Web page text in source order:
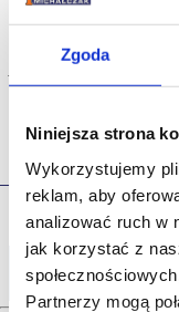
Zgoda
Niniejsza strona
Wykorzystujemy
reklam, aby
analizować ruch w
jak korzystać z
Partnerzy mogą
jeden rozmiar